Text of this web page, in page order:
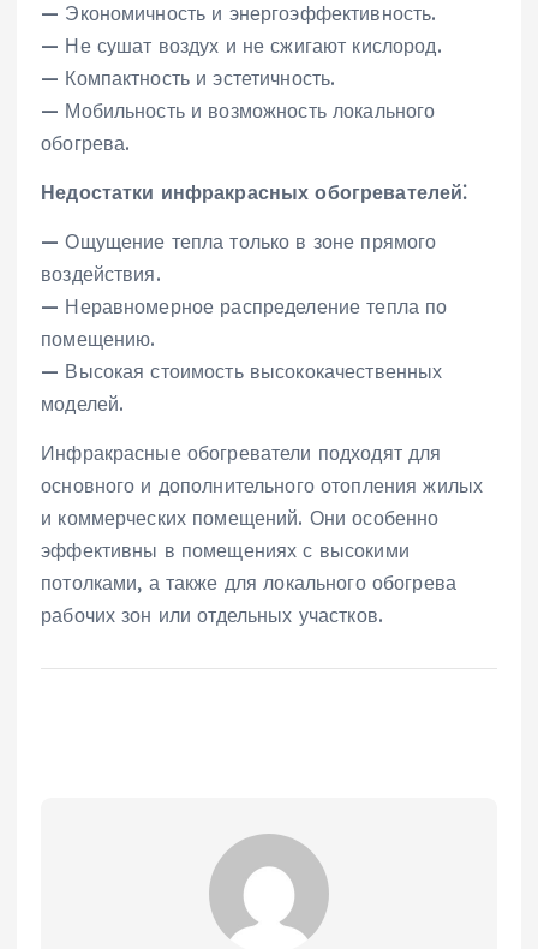
— Экономичность и энергоэффективность.
— Не сушат воздух и не сжигают кислород.
— Компактность и эстетичность.
— Мобильность и возможность локального
обогрева.
Недостатки инфракрасных обогревателей⁚
— Ощущение тепла только в зоне прямого
воздействия.
— Неравномерное распределение тепла по
помещению.
— Высокая стоимость высококачественных
моделей.
Инфракрасные обогреватели подходят для
основного и дополнительного отопления жилых
и коммерческих помещений. Они особенно
эффективны в помещениях с высокими
потолками‚ а также для локального обогрева
рабочих зон или отдельных участков.